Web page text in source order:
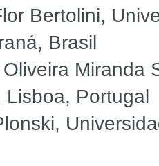
Bertolini,
Brasil
Miranda
Portugal